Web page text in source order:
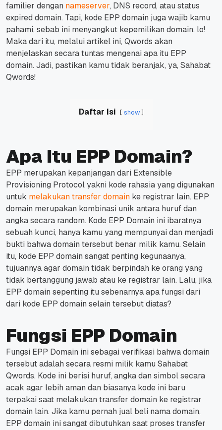
familier dengan nameserver, DNS record, atau status
expired domain. Tapi, kode EPP domain juga wajib kamu
pahami, sebab ini menyangkut kepemilikan domain, lo!
Maka dari itu, melalui artikel ini, Qwords akan
menjelaskan secara tuntas mengenai apa itu EPP
domain. Jadi, pastikan kamu tidak beranjak, ya, Sahabat
Qwords!
Daftar Isi show
Apa Itu EPP Domain?
EPP merupakan kepanjangan dari Extensible
Provisioning Protocol yakni kode rahasia yang digunakan
untuk melakukan transfer domain ke registrar lain. EPP
domain merupakan kombinasi unik antara huruf dan
angka secara random. Kode EPP Domain ini ibaratnya
sebuah kunci, hanya kamu yang mempunyai dan menjadi
bukti bahwa domain tersebut benar milik kamu. Selain
itu, kode EPP domain sangat penting kegunaanya,
tujuannya agar domain tidak berpindah ke orang yang
tidak bertanggung jawab atau ke registrar lain. Lalu, jika
EPP domain sepenting itu sebenarnya apa fungsi dari
dari kode EPP domain selain tersebut diatas?
Fungsi EPP Domain
Fungsi EPP Domain ini sebagai verifikasi bahwa domain
tersebut adalah secara resmi milik kamu Sahabat
Qwords. Kode ini berisi huruf, angka dan simbol secara
acak agar lebih aman dan biasanya kode ini baru
terpakai saat melakukan transfer domain ke registrar
domain lain. Jika kamu pernah jual beli nama domain,
EPP domain ini sangat dibutuhkan saat proses transfer